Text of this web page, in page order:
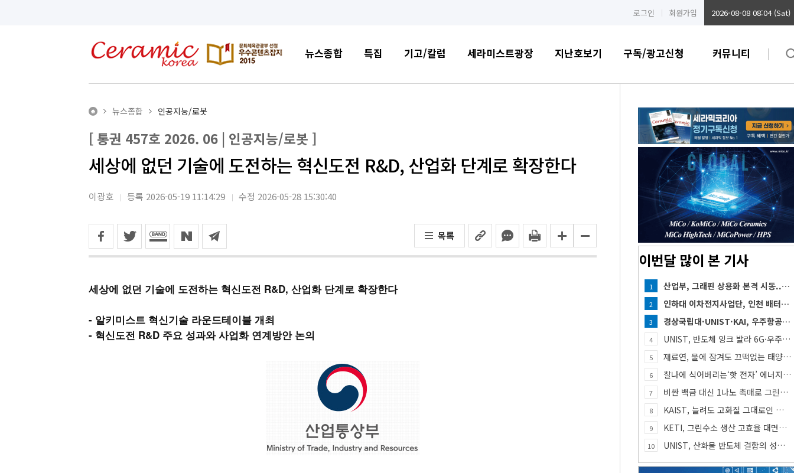
로그인 회원가입 2026-08-08 08:04 (Sat)
뉴스종합 특집 기고/칼럼 세라미스트광장 지난호보기 구독/광고신청 커뮤니티
뉴스종합 인공지능/로봇
[ 통권 457호 2026. 06 | 인공지능/로봇 ]
세상에 없던 기술에 도전하는 혁신도전 R&D, 산업화 단계로 확장한다
이광호 등록 2026-05-19 11:14:29 수정 2026-05-28 15:30:40
목록
세상에 없던 기술에 도전하는 혁신도전 R&D, 산업화 단계로 확장한다
- 알키미스트 혁신기술 라운드테이블 개최
- 혁신도전 R&D 주요 성과와 사업화 연계방안 논의
이번달 많이 본 기사
1 산업부, 그래핀 상용화 본격 시동... 첨단세라믹·반도체 방열소재 시장 확대 기대
2 인하대 이차전지사업단, 인천 배터리 인재양성 거점 역할 강화
3 경상국립대·UNIST·KAI, 우주항공 인재 함께 키운다
4 UNIST, 반도체 잉크 발라 6G·우주통신용 고주파 스위치 만든다
5 재료연, 물에 잠겨도 끄떡없는 태양전지 개발
6 찰나에 식어버리는‘핫 전자’ 에너지, 망간 거쳐 화학반응에 쓴다
7 비싼 백금 대신 1나노 촉매로 그린수소 생산
8 KAIST, 늘려도 고화질 그대로인 신축 디스플레이 핵심기술 개발​
9 KETI, 그린수소 생산 고효율 대면적 ‘다공성 확산체’ 개발
10 UNIST, 산화물 반도체 결함의 성질 밝혀